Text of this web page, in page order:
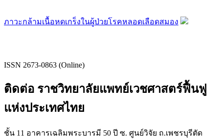
ภาวะกล้ามเนื้อหดเกร็งในผู้ป่วยโรคหลอดเลือดสมอง
ISSN 2673-0863 (Online)
ติดต่อ ราชวิทยาลัยแพทย์เวชศาสตร์ฟื้นฟู
แห่งประเทศไทย
ชั้น 11 อาคารเฉลิมพระบารมี 50 ปี ซ. ศูนย์วิจัย ถ.เพชรบุรีตัด